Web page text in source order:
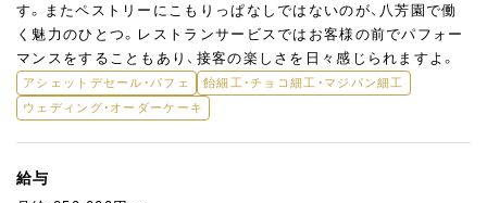
す。またペストリーにこもりっぱなしではないのが、八芳園で働
く魅力のひとつ。レストランサービスではお客様の前でパフォー
マンスをすることもあり、接客の楽しさを日々感じられますよ。
アシェットデセール・パフェ
飴細工・チョコ細工・マジパン細工
ウェディング・オーダーケーキ
給与